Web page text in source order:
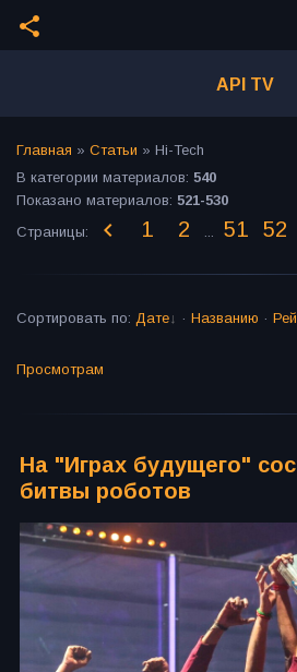
share
API TV
Главная » Статьи » Hi-Tech
В категории материалов: 540
Показано материалов: 521-530
Страницы: 1 2 ... 51 52
Сортировать по: Дате · Названию ·
Просмотрам
На "Играх будущего"
битвы роботов